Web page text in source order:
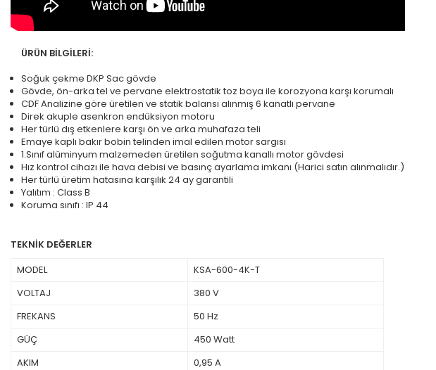
ÜRÜN BİLGİLERİ:
Soğuk çekme DKP Sac gövde
Gövde, ön-arka tel ve pervane elektrostatik toz boya ile korozyona karşı korumalı
CDF Analizine göre üretilen ve statik balansı alınmış 6 kanatlı pervane
Direk akuple asenkron endüksiyon motoru
Her türlü dış etkenlere karşı ön ve arka muhafaza teli
Emaye kaplı bakır bobin telinden imal edilen motor sargısı
1.Sınıf alüminyum malzemeden üretilen soğutma kanallı motor gövdesi
Hız kontrol cihazı ile hava debisi ve basınç ayarlama imkanı (Harici satın alınmalıdır.)
Her türlü üretim hatasına karşılık 24 ay garantili
Yalıtım : Class B
Koruma sınıfı : IP 44
TEKNİK DEĞERLER
MODEL
KSA-600-4K-T
VOLTAJ
380 V
FREKANS
50 Hz
GÜÇ
450 Watt
AKIM
0,95 A